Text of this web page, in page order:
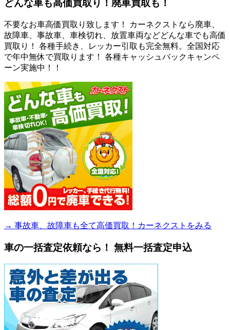
どんな車も高価買取り！廃車買取も！
不要なお車高価買取り致します！ カーネクストなら廃車、
故障車、事故車、車検切れ、放置車両などどんな車でも高価
買取り！ 各種手続き、レッカー引取も完全無料。全国対応
で年中無休で買取ります！ 各種キャッシュバックキャンペ
ーン実施中！！
→ 事故車、故障車も全て高価買取！カーネクストをみる
車の一括査定依頼なら！ 無料一括査定申込